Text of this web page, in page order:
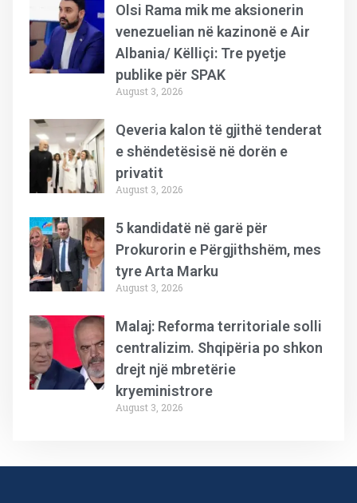
Olsi Rama mik me aksionerin
venezuelian në kazinonë e Air
Albania/ Këlliçi: Tre pyetje
publike për SPAK
August 3, 2026
Qeveria kalon të gjithë tenderat
e shëndetësisë në dorën e
privatit
August 3, 2026
5 kandidatë në garë për
Prokurorin e Përgjithshëm, mes
tyre Arta Marku
August 3, 2026
Malaj: Reforma territoriale solli
centralizim. Shqipëria po shkon
drejt një mbretërie
kryeministrore
August 3, 2026